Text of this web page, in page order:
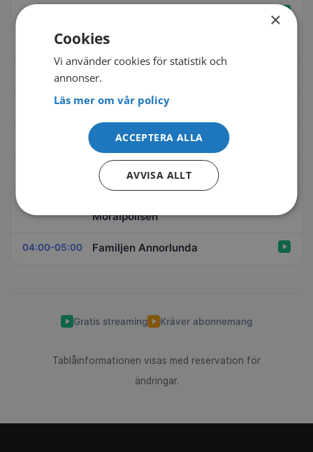
21:00-22:00
22:00-23:00 Tjock-Steffe
23:00-00:00 Första hunddejten
00:00-01:00 Veterinärerna
Familjen Annorlunda
Bygglov
Moralpolisen
04:00-05:00 Familjen Annorlunda
Gratis streaming Kräver abonnemang
Tablåinformationen visas med reservation för
ändringar.
×
Cookies
Vi använder cookies för statistik och
annonser.
Läs mer om vår policy
ACCEPTERA ALLA
AVVISA ALLT